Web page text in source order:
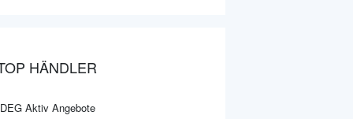
HÄNDLER
Aktiv Angebote